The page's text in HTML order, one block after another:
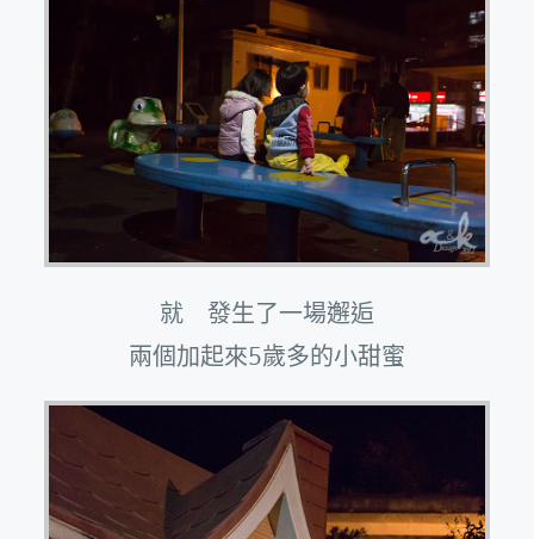
就 發生了一場邂逅
兩個加起來5歲多的小甜蜜